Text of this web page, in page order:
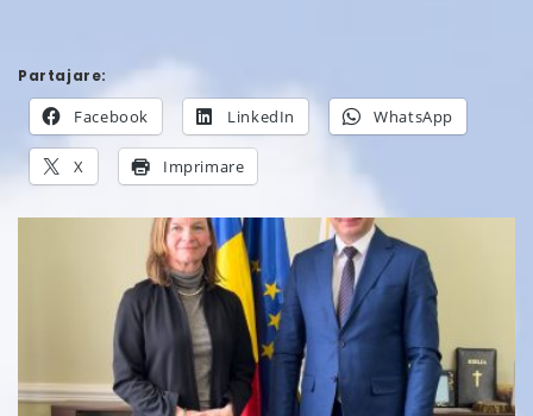
Partajare:
Facebook LinkedIn WhatsApp
X Imprimare